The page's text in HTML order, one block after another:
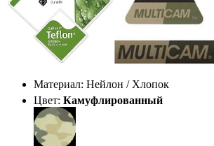
Материал: Нейлон / Хлопок
Цвет: Камуфлированный